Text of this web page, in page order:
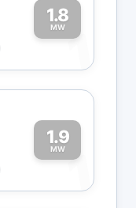
1.8
MW1
1.9
MW1